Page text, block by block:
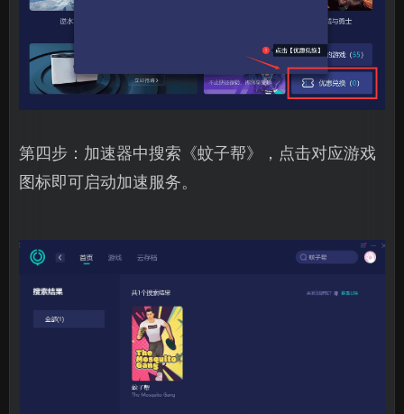
第四步：加速器中搜索《蚊子帮》，点击对应游戏
图标即可启动加速服务。